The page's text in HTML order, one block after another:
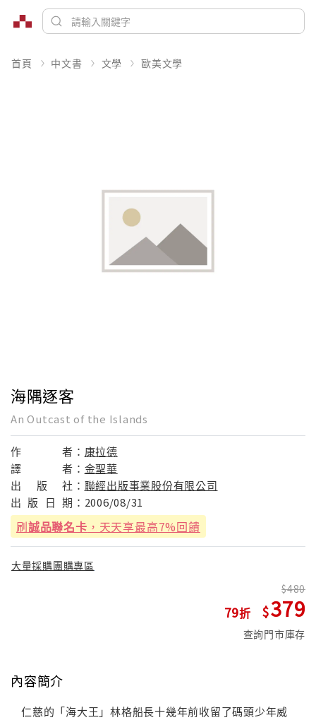
首頁 中文書 文學 歐美文學
海隅逐客
An Outcast of the Islands
作 者： 康拉德
譯
者： 金聖華
出
版 社： 聯經出版事業股份有限公司
出 版 日 期： 2006/08/31
刷誠品聯名卡 ，天天享最高7%回饋
大量採購團購專區
79
480
379
查詢門市庫存
內容簡介
仁慈的「海大王」林格船長十幾年前收留了碼頭少年威